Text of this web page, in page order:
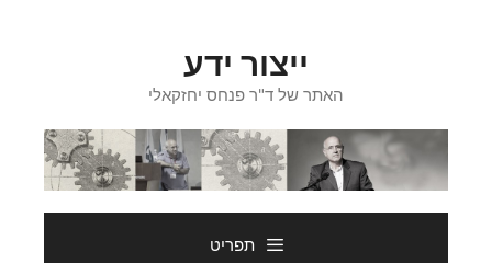
ייצור ידע
האתר של ד"ר פנחס יחזקאלי
תפריט